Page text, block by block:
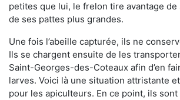
petites que lui, le frelon tire avantage
de ses pattes plus grandes.
Une fois l’abeille capturée, ils ne
Ils se chargent ensuite de les
Saint-Georges-des-Coteaux afin d’en
larves. Voici là une situation attristante
pour les apiculteurs. En ce point, ils